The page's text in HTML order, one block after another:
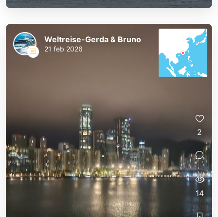
Weltreise-Gerda & Bruno
21 feb 2026
2
14